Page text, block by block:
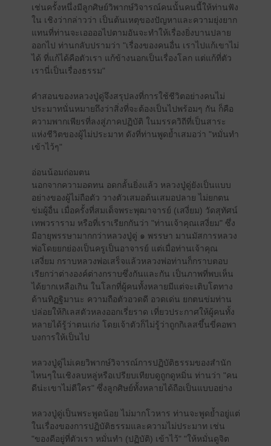
เช่นครั้งหนึ่งมีลูกศิษย์วิพากษ์วิจารณ์คนนั้นคนนี้ให้ท่านฟัง
ใน เชิงว่ากล่าวว่า เป็นต้นเหตุของปัญหาและความยุ่งยาก
แทนที่ท่านจะเออออไปตามอันจะทำให้เรื่องยิ่งบานปลาย
ออกไป ท่านกลับปรามว่า "เรื่องของคนอื่น เราไปแก้เขาไม่
ได้ ที่แก้ได้คือตัวเรา แก้ข้างนอกเป็นเรื่องโลก แต่แก้ที่ตัว
เรานี่เป็นเรื่องธรรม"
คำสอนของหลวงปู่ดู่จึงสรุปลงที่การใช้ชีวิตอย่างคนไม่
ประมาทนั่นหมายถึงว่าสิ่งที่จะต้องเป็นไปพร้อมๆ กัน ก็คือ
ความพากเพียรที่ลงสู่ภาคปฏิบัติ ในมรรควิถีที่เป็นสาระ
แห่งชีวิตของผู้ไม่ประมาท ดังที่ท่านพูดย้ำเสมอว่า "หมั่นทำ
เข้าไว้ๆ"
อ่อนน้อมถ่อมตน
นอกจากความอดทน อดกลั้นยิ่งแล้ว หลวงปู่ดู่ยังเป็นแบบ
อย่างของผู้ไม่ถือตัว วางตัวเสมอต้นเสมอปลาย ไม่ยกตน
ข่มผู้อื่น เมื่อครั้งที่สมเด็จพระพุฒาจารย์ (เสงี่ยม) วัดสุทัศน์
เทพวราราม หรือที่เราเรียกกันว่า "ท่านเจ้าคุณเสงี่ยม" ซึ่ง
มีอายุพรรษามากกว่าหลวงปู่ดู่ ๑ พรรษา มานมัสการหลวง
พ่อโดยยกย่องเป็นครูเป็นอาจารย์ แต่เมื่อท่านเจ้าคุณ
เสงี่ยม กราบหลวงพ่อเสร็จแล้วหลวงพ่อท่านก็กราบตอบ
เรียกว่าต่างองค์ต่างกราบซึ่งกันและกัน เป็นภาพที่พบเห็น
ได้ยากเหลือเกิน ในโลกที่ผู้คนทั้งหลายมีแต่จะเติบโตทาง
ด้านทิฏฐิมานะ ความถือตัวอวดดี อวดเด่น ยกตนข่มท่าน
ปล่อยให้กิเลสตัวหลงออกเรี่ยราด เที่ยวประกาศให้ผู้คนทั้ง
หลายได้รู้ว่าตนเก่ง โดยเจ้าตัวก็ไม่รู้ว่าถูกกิเลสขึ้นขี่คอพา
บงการให้เป็นไป
หลวงปู่ดู่ไม่เคยวิพากษ์วิจารณ์การปฏิบัติธรรมของสำนัก
ไหนๆในเชิงลบหลู่หรือเปรียบเทียบดูถูกดูหมิ่น ท่านว่า "คน
ดีน่ะเขาไม่ตีใคร" ซึ่งลูกศิษย์ทั้งหลายได้ถือเป็นแบบอย่าง
หลวงปู่ดู่เป็นพระพูดน้อย ไม่มากโวหาร ท่านจะพูดย้ำอยู่แต่
ในเรื่องของการปฏิบัติธรรมและความไม่ประมาท เช่น
"ของดีอยู่ที่ตัวเรา หมั่นทำ (ปฏิบัติ) เข้าไว้" "ให้หมั่นดูจิต